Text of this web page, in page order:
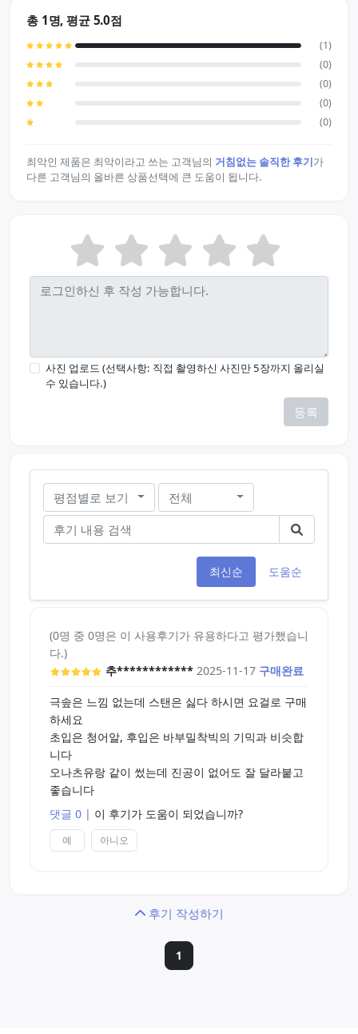
총 1명, 평균 5.0점
(1)
(0)
(0)
(0)
(0)
최악인 제품은 최악이라고 쓰는 고객님의 거침없는 솔직한 후기가
다른 고객님의 올바른 상품선택에 큰 도움이 됩니다.
사진 업로드 (선택사항: 직접 촬영하신 사진만 5장까지 올리실
수 있습니다.)
등록
평점별로 보기 전체
최신순 도움순
(0명 중 0명은 이 사용후기가 유용하다고 평가했습니
다.)
추************ 2025-11-17 구매완료
극솦은 느낌 없는데 스탠은 싫다 하시면 요걸로 구매
하세요
초입은 청어알, 후입은 바부밀착빅의 기믹과 비슷합
니다
오나츠유랑 같이 썼는데 진공이 없어도 잘 달라붙고
좋습니다
댓글 0 | 이 후기가 도움이 되었습니까?
예 아니오
후기 작성하기
1